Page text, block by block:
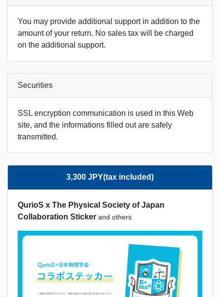
You may provide additional support in addition to the
amount of your return. No sales tax will be charged
on the additional support.
Securities
SSL encryption communication is used in this Web
site, and the informations filled out are safely
transmitted.
3,300 JPY(tax included)
QurioS x The Physical Society of Japan
Collaboration Sticker and others